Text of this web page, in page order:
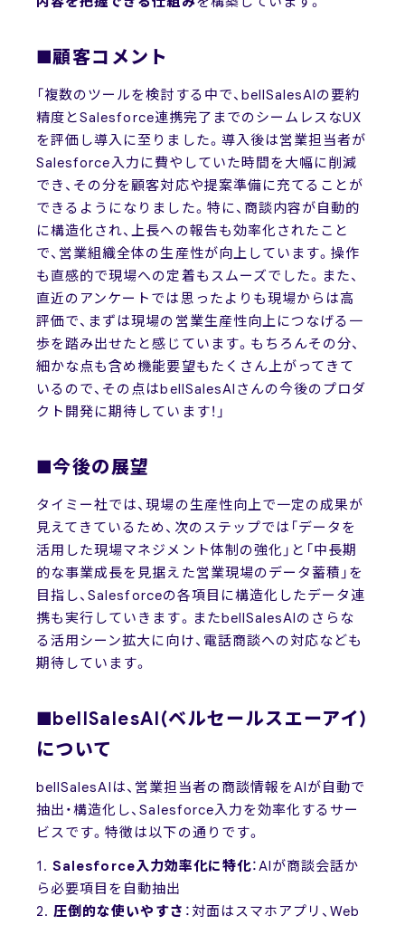
■顧客コメント
「複数のツールを検討する中で、bellSalesAIの要約
精度とSalesforce連携完了までのシームレスなUX
を評価し導入に至りました。導入後は営業担当者が
Salesforce入力に費やしていた時間を大幅に削減
でき、その分を顧客対応や提案準備に充てることが
できるようになりました。特に、商談内容が自動的
に構造化され、上長への報告も効率化されたこと
で、営業組織全体の生産性が向上しています。操作
も直感的で現場への定着もスムーズでした。また、
直近のアンケートでは思ったよりも現場からは高
評価で、まずは現場の営業生産性向上につなげる一
歩を踏み出せたと感じています。もちろんその分、
細かな点も含め機能要望もたくさん上がってきて
いるので、その点はbellSalesAIさんの今後のプロダ
クト開発に期待しています！」
■今後の展望
タイミー社では、現場の生産性向上で一定の成果が
見えてきているため、次のステップでは「データを
活用した現場マネジメント体制の強化」と「中長期
的な事業成長を見据えた営業現場のデータ蓄積」を
目指し、Salesforceの各項目に構造化したデータ連
携も実行していきます。またbellSalesAIのさらな
る活用シーン拡大に向け、電話商談への対応なども
期待しています。
■bellSalesAI(ベルセールスエーアイ)
について
bellSalesAIは、営業担当者の商談情報をAIが自動で
抽出・構造化し、Salesforce入力を効率化するサー
ビスです。特徴は以下の通りです。
1.Salesforce入力効率化に特化：AIが商談会話か
ら必要項目を自動抽出
2.圧倒的な使いやすさ ：対面はスマホアプリ、Web